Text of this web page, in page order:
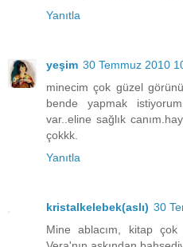
Yanıtla
yeşim 30 Temmuz 2010
minecim çok güzel
bende yapmak
var..eline sağlık
çokkk.
Yanıtla
kristalkelebek(aslı) 30
Mine ablacım, kitap çok